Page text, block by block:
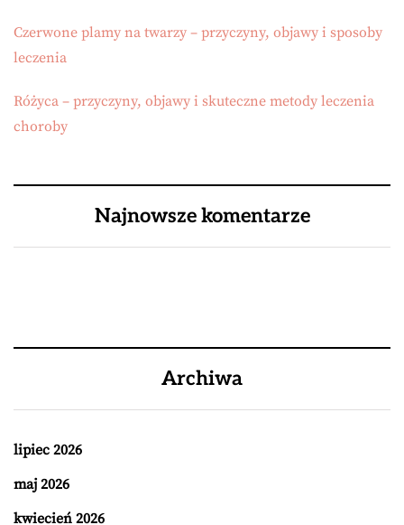
Czerwone plamy na twarzy – przyczyny, objawy i sposoby
leczenia
Różyca – przyczyny, objawy i skuteczne metody leczenia
choroby
Najnowsze komentarze
Archiwa
lipiec 2026
maj 2026
kwiecień 2026